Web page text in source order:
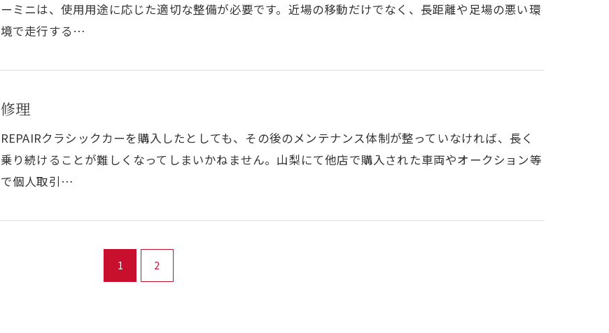
ーミニは、使用用途に応じた適切な整備が必要です。近場の移動だけでなく、長距離や足場の悪い環
境で走行する…
修理
REPAIRクラシックカーを購入したとしても、その後のメンテナンス体制が整っていなければ、長く
乗り続けることが難しくなってしまいかねません。山梨にて他店で購入された車両やオークション等
で個人取引…
1 2